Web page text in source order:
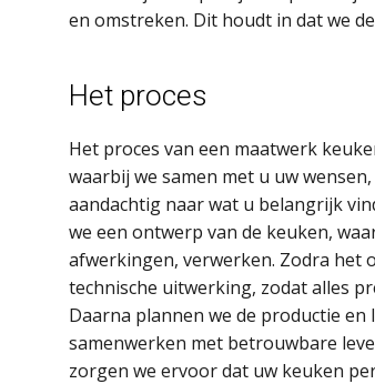
en omstreken. Dit houdt in dat we
Het proces
Het proces van een maatwerk
waarbij we samen met u uw
aandachtig naar wat u belangrijk
we een ontwerp van de keuken,
afwerkingen, verwerken. Zodra het
technische uitwerking, zodat alles
Daarna plannen we de productie
samenwerken met betrouwbare
zorgen we ervoor dat uw keuken